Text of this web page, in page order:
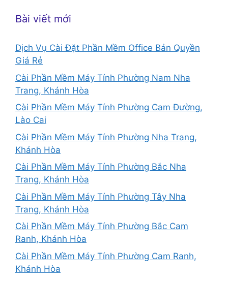
Bài viết mới
Dịch Vụ Cài Đặt Phần Mềm Office Bản Quyền
Giá Rẻ
Cài Phần Mềm Máy Tính Phường Nam Nha
Trang, Khánh Hòa
Cài Phần Mềm Máy Tính Phường Cam Đường,
Lào Cai
Cài Phần Mềm Máy Tính Phường Nha Trang,
Khánh Hòa
Cài Phần Mềm Máy Tính Phường Bắc Nha
Trang, Khánh Hòa
Cài Phần Mềm Máy Tính Phường Tây Nha
Trang, Khánh Hòa
Cài Phần Mềm Máy Tính Phường Bắc Cam
Ranh, Khánh Hòa
Cài Phần Mềm Máy Tính Phường Cam Ranh,
Khánh Hòa